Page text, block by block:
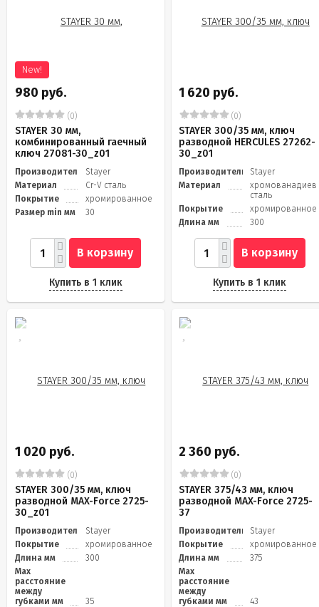
980 руб.
New!
(0)
STAYER 30 мм,
комбинированный гаечный
ключ 27081-30_z01
Производитель
Stayer
Материал
Cr-V сталь
Покрытие
хромированное
Размер min мм
30
В корзину
Купить в 1 клик
1 620 руб.
(0)
STAYER 300/35 мм, ключ
разводной HERCULES 27262-
30_z01
Производитель
Stayer
Материал
сталь
Покрытие
хромированное
Длина мм
300
В корзину
Купить в 1 клик
1 020 руб.
(0)
STAYER 300/35 мм, ключ
разводной MAX-Force 2725-
30_z01
Производитель
Stayer
Покрытие
хромированное
Длина мм
300
Max
расстояние
между
губками мм
35
2 360 руб.
(0)
STAYER 375/43 мм, ключ
разводной MAX-Force 2725-
37
Производитель
Stayer
Покрытие
хромированное
Длина мм
375
Max
расстояние
между
губками мм
43